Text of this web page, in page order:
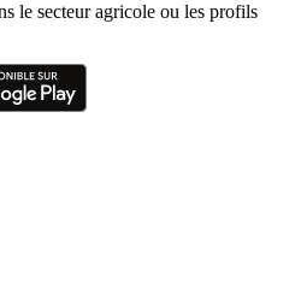
le secteur agricole ou les profils